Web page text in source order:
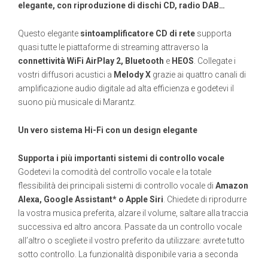
elegante, con riproduzione di dischi CD, radio DAB…
Questo elegante sintoamplificatore CD di rete supporta
quasi tutte le piattaforme di streaming attraverso la
connettività WiFi AirPlay 2, Bluetooth e HEOS. Collegate i
vostri diffusori acustici a Melody X grazie ai quattro canali di
amplificazione audio digitale ad alta efficienza e godetevi il
suono più musicale di Marantz.
Un vero sistema Hi-Fi con un design elegante
Supporta i più importanti sistemi di controllo vocale
Godetevi la comodità del controllo vocale e la totale
flessibilità dei principali sistemi di controllo vocale di Amazon
Alexa, Google Assistant* o Apple Siri. Chiedete di riprodurre
la vostra musica preferita, alzare il volume, saltare alla traccia
successiva ed altro ancora. Passate da un controllo vocale
all’altro o scegliete il vostro preferito da utilizzare: avrete tutto
sotto controllo. La funzionalità disponibile varia a seconda